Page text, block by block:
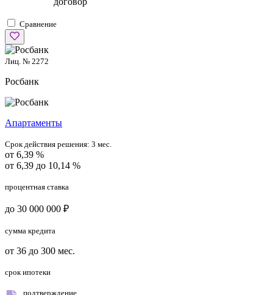
Сравнение
Лиц. № 2272
Росбанк
Апартаменты
Срок действия решения: 3 мес.
от 6,39 %
от 6,39 до 10,14 %
процентная ставка
до 30 000 000 ₽
сумма кредита
от 36 до 300 мес.
срок ипотеки
подтверждение